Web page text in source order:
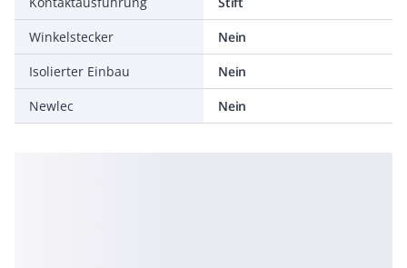
Winkelstecker
Nein
Isolierter Einbau
Nein
Newlec
Nein